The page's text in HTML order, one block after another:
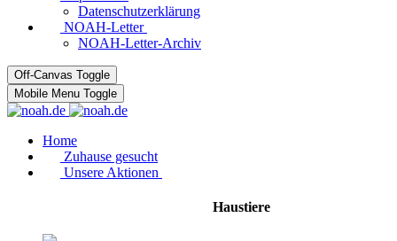
Datenschutzerklärung
NOAH-Letter
NOAH-Letter-Archiv
Off-Canvas Toggle
Mobile Menu Toggle
Home
Zuhause gesucht
Unsere Aktionen
Haustiere